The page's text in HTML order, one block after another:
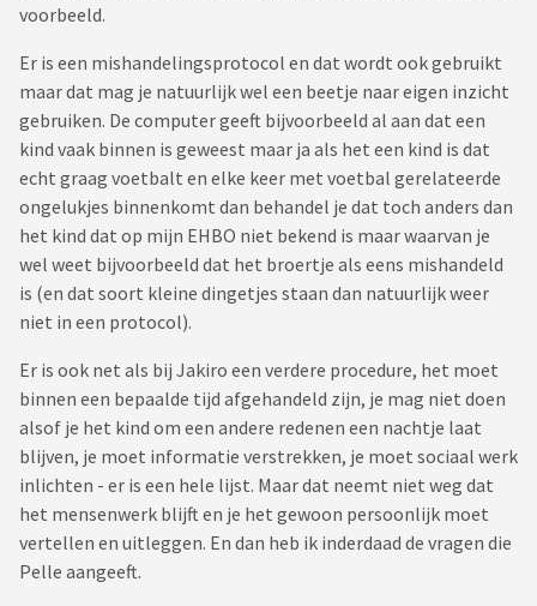
voorbeeld.
Er is een mishandelingsprotocol en dat wordt ook gebruikt
maar dat mag je natuurlijk wel een beetje naar eigen inzicht
gebruiken. De computer geeft bijvoorbeeld al aan dat een
kind vaak binnen is geweest maar ja als het een kind is dat
echt graag voetbalt en elke keer met voetbal gerelateerde
ongelukjes binnenkomt dan behandel je dat toch anders dan
het kind dat op mijn EHBO niet bekend is maar waarvan je
wel weet bijvoorbeeld dat het broertje als eens mishandeld
is (en dat soort kleine dingetjes staan dan natuurlijk weer
niet in een protocol).
Er is ook net als bij Jakiro een verdere procedure, het moet
binnen een bepaalde tijd afgehandeld zijn, je mag niet doen
alsof je het kind om een andere redenen een nachtje laat
blijven, je moet informatie verstrekken, je moet sociaal werk
inlichten - er is een hele lijst. Maar dat neemt niet weg dat
het mensenwerk blijft en je het gewoon persoonlijk moet
vertellen en uitleggen. En dan heb ik inderdaad de vragen die
Pelle aangeeft.